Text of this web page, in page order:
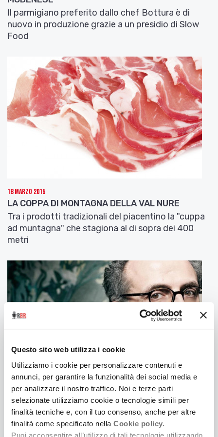
Questo sito web utilizza i cookie
Utilizziamo i cookie per personalizzare contenuti e
annunci, per garantire la funzionalità dei social media e
per analizzare il nostro traffico. Noi e terze parti
selezionate utilizziamo cookie o tecnologie simili per
finalità tecniche e, con il tuo consenso, anche per altre
finalità come specificato nella Cookie policy.
Puoi acconsentire all’utilizzo di tali tecnologie utilizzando
Leonardi.
Il parmigiano preferito dallo chef Bottura è di
nuovo in produzione grazie a un presidio di Slow
Food
18 Marzo 2015
LA COPPA DI MONTAGNA DELLA VAL NURE
Tra i prodotti tradizionali del piacentino la "cuppa
ad muntagna" che stagiona al di sopra dei 400
metri
4 Marzo 2015
MASSIMO BOTTURA A CASA ARTUSI
Il grande Chef modenese, uno dei migliori
“prodotti” dell’Emilia Romagna, si racconta in un